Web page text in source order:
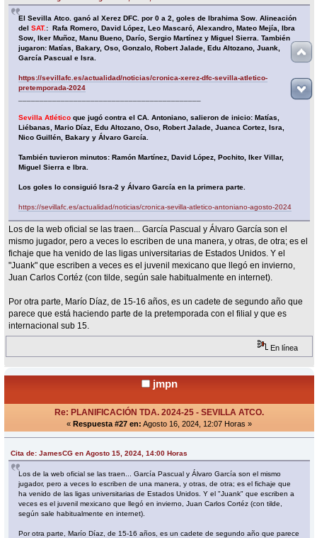
El Sevilla Atco. ganó al Xerez DFC. por 0 a 2, goles de Ibrahima Sow. Alineación
delSAT. : Rafa Romero, David López, Leo Mascaró, Alexandro, Mateo Mejía, Ibra
Sow, Iker Muñoz, Manu Bueno, Darío, Sergio Martínez y Miguel Sierra. También
jugaron: Matías, Bakary, Oso, Gonzalo, Robert Jalade, Edu Altozano, Juank,
García Pascual e Isra.
https://sevillafc.es/actualidad/noticias/cronica-xerez-dfc-sevilla-atletico-
pretemporada-2024
Sevilla Atlético que jugó contra el CA. Antoniano, salieron de inicio: Matías,
Liébanas, Mario Díaz, Edu Altozano, Oso, Robert Jalade, Juanca Cortez, Isra,
Nico Guillén, Bakary y Álvaro García.
También tuvieron minutos: Ramón Martínez, David López, Pochito, Iker Villar,
Miguel Sierra e Ibra.
Los goles lo consiguió Isra-2 y Álvaro García en la primera parte.
https://sevillafc.es/actualidad/noticias/cronica-sevilla-atletico-antoniano-agosto-2024
Los de la web oficial se las traen... García Pascual y Álvaro García son el
mismo jugador, pero a veces lo escriben de una manera, y otras, de otra; es el
fichaje que ha venido de las ligas universitarias de Estados Unidos. Y el
"Juank" que escriben a veces es el juvenil mexicano que llegó en invierno,
Juan Carlos Cortéz (con tilde, según sale habitualmente en internet).
Por otra parte, Marío Díaz, de 15-16 años, es un cadete de segundo año que
parece que está haciendo parte de la pretemporada con el filial y que es
internacional sub 15.
En línea
jmpn
Re: PLANIFICACIÓN TDA. 2024-25 - SEVILLA ATCO.
« Respuesta #27 en: Agosto 16, 2024, 12:07 Horas »
Cita de: JamesCG en Agosto 15, 2024, 14:00 Horas
Los de la web oficial se las traen... García Pascual y Álvaro García son el mismo
jugador, pero a veces lo escriben de una manera, y otras, de otra; es el fichaje que
ha venido de las ligas universitarias de Estados Unidos. Y el "Juank" que escriben a
veces es el juvenil mexicano que llegó en invierno, Juan Carlos Cortéz (con tilde,
según sale habitualmente en internet).
Por otra parte, Marío Díaz, de 15-16 años, es un cadete de segundo año que parece